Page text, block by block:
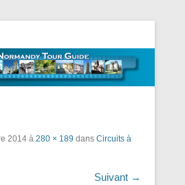
Tours – Guide
Normandie
2014 à 280 × 189 dans Circuits à
Suivant →